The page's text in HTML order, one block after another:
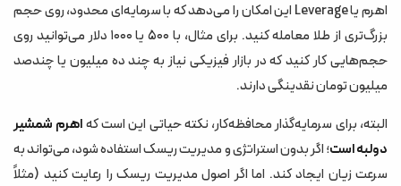
اهرم یا Leverage این امکان را می‌دهد که با سرمایه‌ای محدود، روی حجم
بزرگ‌تری از طلا معامله کنید. برای مثال، با ۵۰۰ یا ۱۰۰۰ دلار می‌توانید روی
حجم‌هایی کار کنید که در بازار فیزیکی نیاز به چند ده میلیون یا چندصد
میلیون تومان نقدینگی دارند.
البته، برای سرمایه‌گذار محافظه‌کار، نکته حیاتی این است کهاهرم شمشیر
دولبه است؛ اگر بدون استراتژی و مدیریت ریسک استفاده شود، می‌تواند به
سرعت زیان ایجاد کند. اما اگر اصول مدیریت ریسک را رعایت کنید (مثلاً